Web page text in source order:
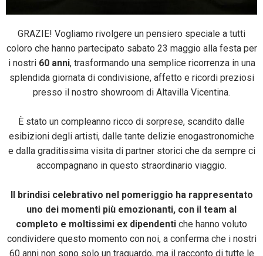
GRAZIE! Vogliamo rivolgere un pensiero speciale a tutti
coloro che hanno partecipato sabato 23 maggio alla festa per
i nostri 60 anni, trasformando una semplice ricorrenza in una
splendida giornata di condivisione, affetto e ricordi preziosi
presso il nostro showroom di Altavilla Vicentina.
È stato un compleanno ricco di sorprese, scandito dalle
esibizioni degli artisti, dalle tante delizie enogastronomiche
e dalla graditissima visita di partner storici che da sempre ci
accompagnano in questo straordinario viaggio.
Il brindisi celebrativo nel pomeriggio ha rappresentato
uno dei momenti più emozionanti, con il team al
completo e moltissimi ex dipendenti che hanno voluto
condividere questo momento con noi, a conferma che i nostri
60 anni non sono solo un traguardo, ma il racconto di tutte le